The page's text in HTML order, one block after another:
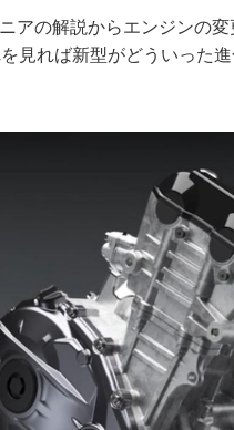
アの解説からエンジンの
見れば新型がどういった